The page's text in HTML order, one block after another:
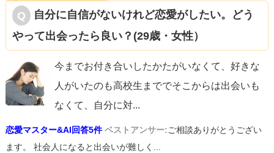
自分に自信がないけれど恋愛がしたい。どう
やって出会ったら良い？(29歳・女性）
今までお付き合いしたかたがいなくて、好きな
人がいたのも高校生まででそこからは出会いも
なくて、自分に対...
恋愛マスター&AI回答5件 ベストアンサー:ご相談ありがとうござい
ます。 社会人になると出会いが難しく...